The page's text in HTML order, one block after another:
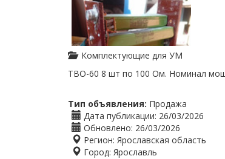
Комплектующие для УМ
ТВО-60 8 шт по 100 Ом. Номинал
Тип объявления: Продажа
Дата публикации: 26/03/2026
Обновлено: 26/03/2026
Регион: Ярославская область
Город: Ярославль